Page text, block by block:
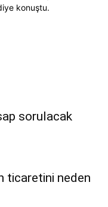
konuştu.
sorulacak
ticaretini neden